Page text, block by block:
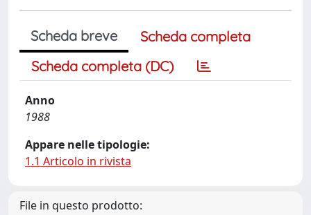
Scheda breve
Scheda completa
Scheda completa (DC)
Anno
1988
Appare nelle tipologie:
1.1 Articolo in rivista
File in questo prodotto: